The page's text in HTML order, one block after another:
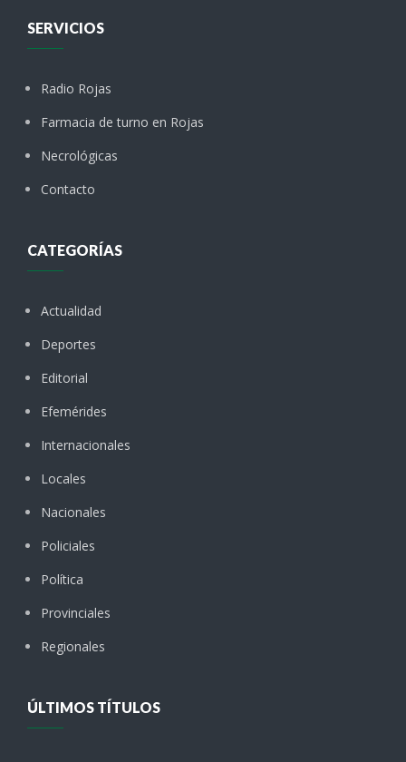
SERVICIOS
Radio Rojas
Farmacia de turno en Rojas
Necrológicas
Contacto
CATEGORÍAS
Actualidad
Deportes
Editorial
Efemérides
Internacionales
Locales
Nacionales
Policiales
Política
Provinciales
Regionales
ÚLTIMOS TÍTULOS